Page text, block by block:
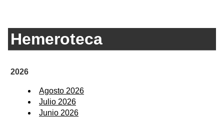
Hemeroteca
2026
Agosto 2026
Julio 2026
Junio 2026